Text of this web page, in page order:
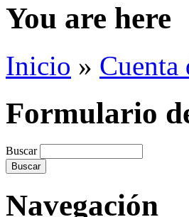
You are here
Inicio » Cuenta
Formulario
Buscar
Navegación